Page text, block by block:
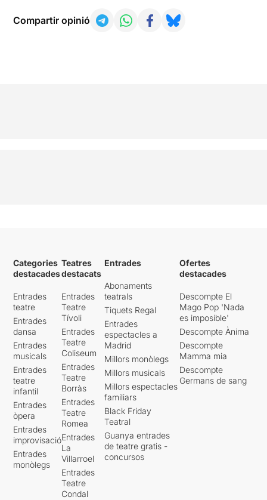
Compartir opinió
Categories
destacades
Entrades
teatre
Entrades
dansa
Entrades
musicals
Entrades
teatre
infantil
Entrades
òpera
Entrades
improvisació
Entrades
monòlegs
Teatres
destacats
Entrades
Teatre
Tívoli
Entrades
Teatre
Coliseum
Entrades
Teatre
Borràs
Entrades
Teatre
Romea
Entrades
La
Villarroel
Entrades
Teatre
Condal
Entrades
Abonaments
teatrals
Tiquets Regal
Entrades
espectacles a
Madrid
Millors monòlegs
Millors musicals
Millors espectacles
familiars
Black Friday
Teatral
Guanya entrades
de teatre gratis -
concursos
Ofertes
destacades
Descompte El
Mago Pop 'Nada
es imposible'
Descompte Ànima
Descompte
Mamma mia
Descompte
Germans de sang